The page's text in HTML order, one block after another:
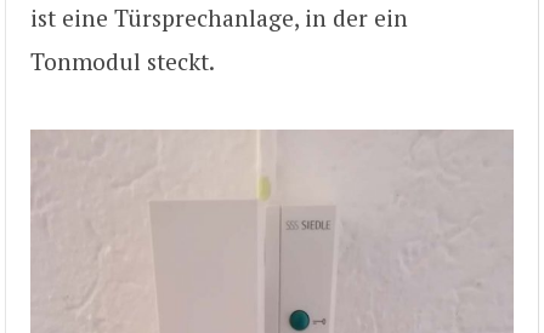
ist eine Türsprechanlage, in der ein
Tonmodul steckt.